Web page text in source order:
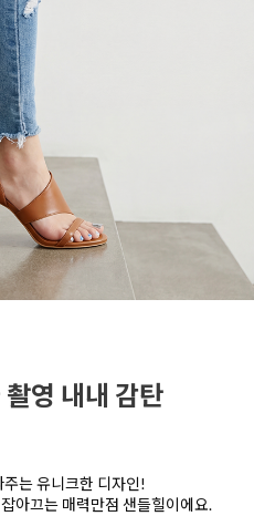
영 내내 감탄
는 유니크한 디자인!
아끄는 매력만점 샌들힐이에요.